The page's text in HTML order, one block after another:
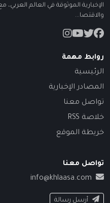
الإخبارية الموثوقة في العالم
والاقتصا...
روابط مهمة
الرئيسية
المصادر الإخبارية
تواصل معنا
خلاصة RSS
خريطة الموقع
تواصل معنا
info@khlaasa.com
أرسل رسالة